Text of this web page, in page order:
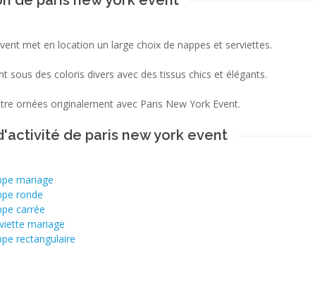
met en location un large choix de nappes et serviettes.
sous des coloris divers avec des tissus chics et élégants.
ornées originalement avec Paris New York Event.
de paris new york event
mariage
ronde
carrée
mariage
rectangulaire